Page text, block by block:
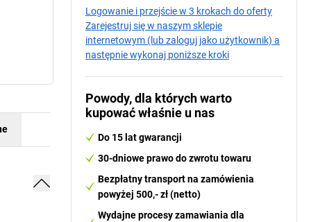
Logowanie i przejście w 3 krokach do oferty
Zarejestruj się w naszym sklepie
internetowym (lub zaloguj jako użytkownik) a
następnie wykonaj poniższe kroki
Powody, dla których warto
kupować właśnie u nas
Do 15 lat gwarancji
30-dniowe prawo do zwrotu towaru
Bezpłatny transport na zamówienia
powyżej 500,- zł (netto)
Wydajne procesy zamawiania dla